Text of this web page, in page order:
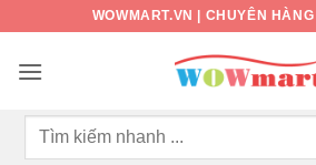
nội
WOWMART.VN | CHUYÊN
Tìm